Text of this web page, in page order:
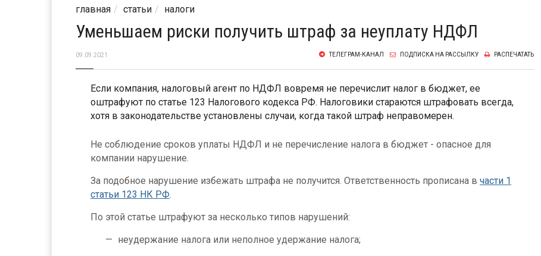
главная статьи налоги
Уменьшаем риски получить штраф за неуплату НДФЛ
09.09.2021 РАСПЕЧАТАТЬ
ПОДПИСКА НА РАССЫЛКУ
ТЕЛЕГРАМ-КАНАЛ
Если компания, налоговый агент по НДФЛ вовремя не перечислит налог в бюджет, ее
оштрафуют по статье 123 Налогового кодекса РФ. Налоговики стараются штрафовать всегда,
хотя в законодательстве установлены случаи, когда такой штраф неправомерен.
Не соблюдение сроков уплаты НДФЛ и не перечисление налога в бюджет - опасное для
компании нарушение.
За подобное нарушение избежать штрафа не получится. Ответственность прописана в части 1
статьи 123 НК РФ.
По этой статье штрафуют за несколько типов нарушений:
неудержание налога или неполное удержание налога;